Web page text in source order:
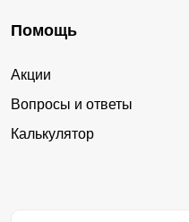
Помощь
Акции
Вопросы и ответы
Калькулятор